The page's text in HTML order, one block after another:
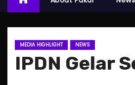
n
MEDIA HIGHLIGHT NEWS
IPDN Gelar